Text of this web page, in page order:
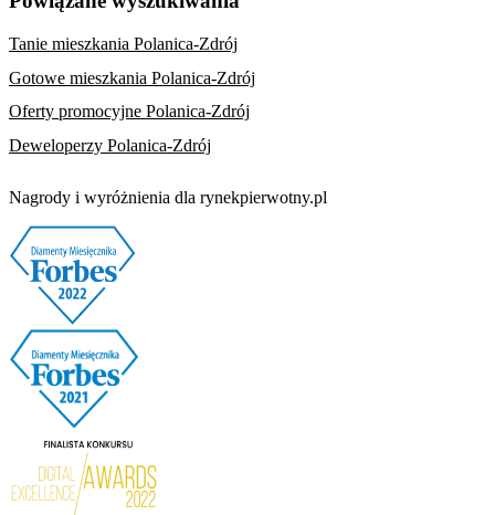
Tanie mieszkania Polanica-Zdrój
Gotowe mieszkania Polanica-Zdrój
Oferty promocyjne Polanica-Zdrój
Deweloperzy Polanica-Zdrój
Nagrody i wyróżnienia dla rynekpierwotny.pl